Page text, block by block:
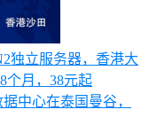
独立服务器，香港大
个月，38元起
中心在泰国曼谷，